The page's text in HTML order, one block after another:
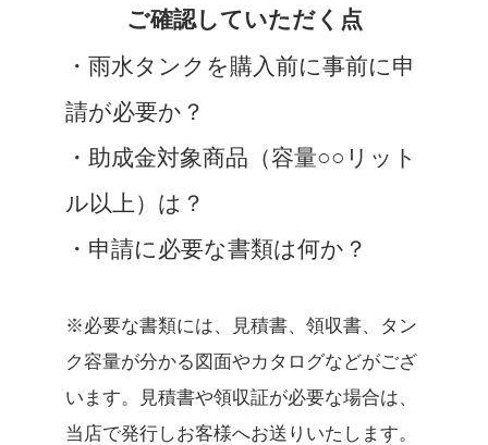
ご確認していただく点
・雨水タンクを購入前に事前に申
請が必要か？
・助成金対象商品（容量○○リット
ル以上）は？
・申請に必要な書類は何か？
※必要な書類には、見積書、領収書、タン
ク容量が分かる図面やカタログなどがござ
います。見積書や領収証が必要な場合は、
当店で発行しお客様へお送りいたします。